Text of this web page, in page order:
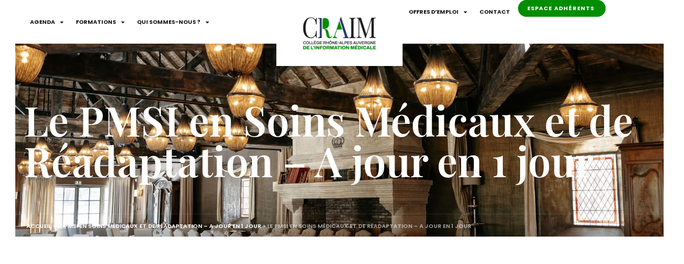
AGENDA FORMATIONS QUI SOMMES-NOUS ?
OFFRES D’EMPLOI CONTACT ESPACE ADHÉRENTS
Le PMSI en Soins Médicaux et de
Réadaptation – A jour en 1 jour
ACCUEIL> LE PMSI EN SOINS MÉDICAUX ET DE RÉADAPTATION – A JOUR EN 1 JOUR>LE PMSI EN SOINS MÉDICAUX ET DE RÉADAPTATION – A JOUR EN 1 JOUR